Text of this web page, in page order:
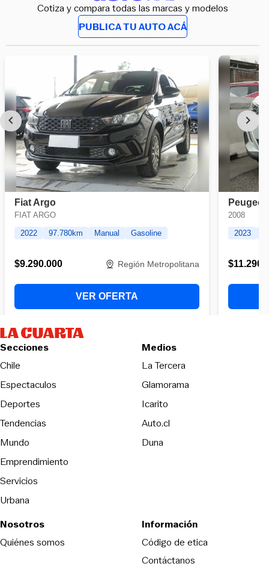
Cotiza y compara todas las marcas y modelos
PUBLICA TU AUTO ACÁ
Secciones
Chile
Espectaculos
Deportes
Tendencias
Mundo
Emprendimiento
Servicios
Urbana
Medios
La Tercera
Glamorama
Icarito
Auto.cl
Duna
Nosotros
Quiénes somos
Información
Código de etica
Contáctanos